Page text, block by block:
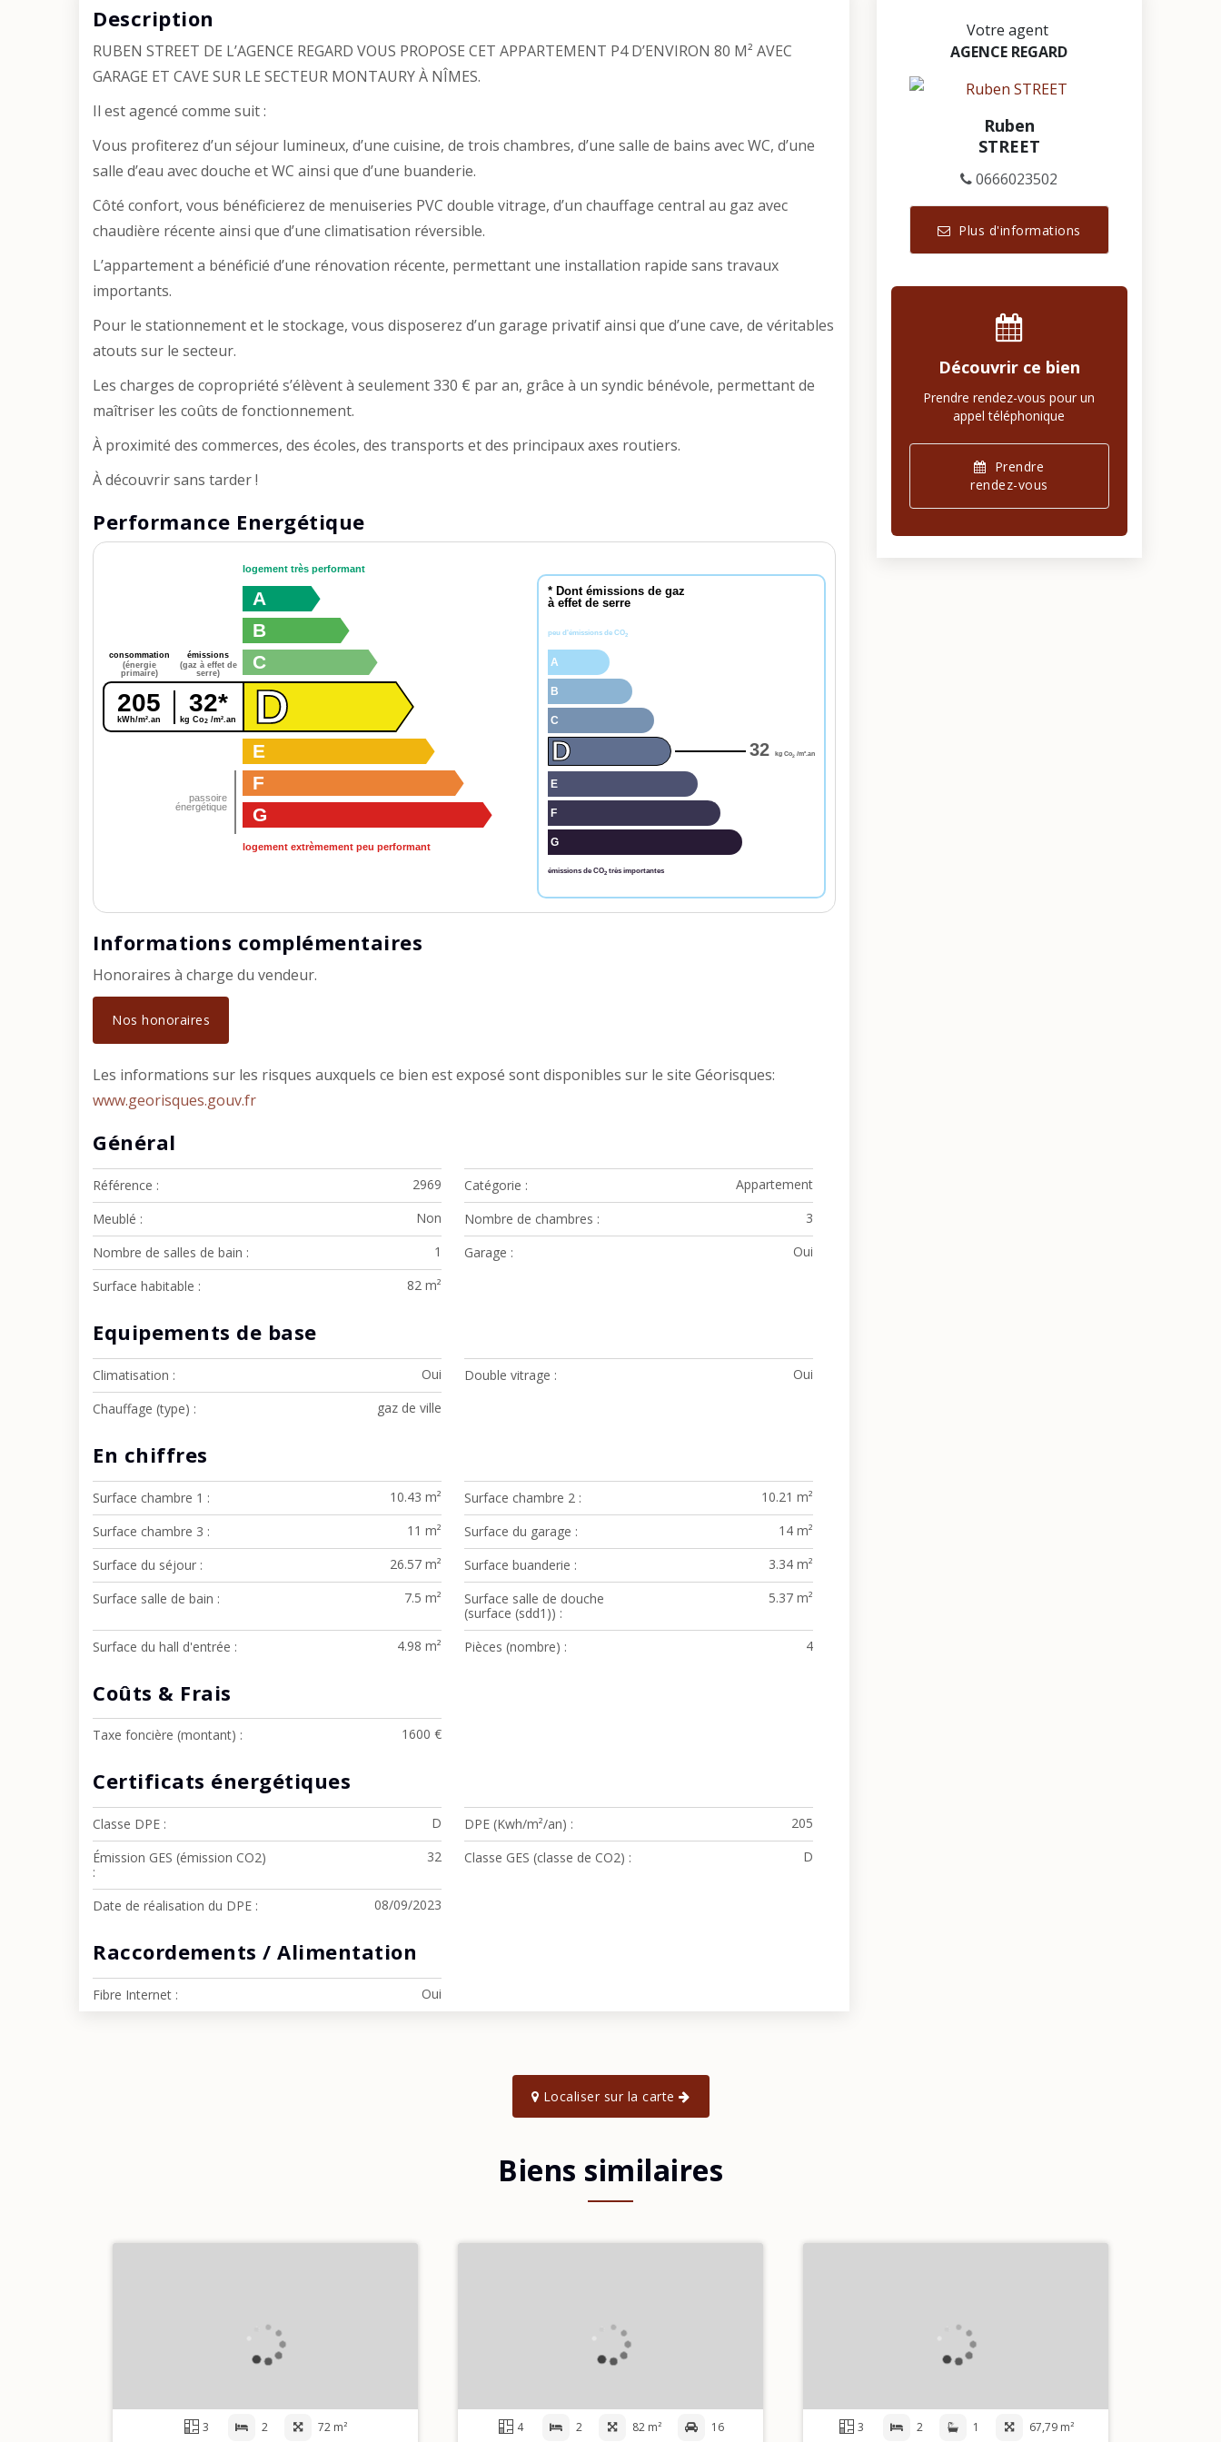
Description
RUBEN STREET DE L’AGENCE REGARD VOUS PROPOSE CET APPARTEMENT P4 D’ENVIRON 80 M² AVEC
GARAGE ET CAVE SUR LE SECTEUR MONTAURY À NÎMES.
Il est agencé comme suit :
Vous profiterez d’un séjour lumineux, d’une cuisine, de trois chambres, d’une salle de bains avec WC, d’une
salle d’eau avec douche et WC ainsi que d’une buanderie.
Côté confort, vous bénéficierez de menuiseries PVC double vitrage, d’un chauffage central au gaz avec
chaudière récente ainsi que d’une climatisation réversible.
L’appartement a bénéficié d’une rénovation récente, permettant une installation rapide sans travaux
importants.
Pour le stationnement et le stockage, vous disposerez d’un garage privatif ainsi que d’une cave, de véritables
atouts sur le secteur.
Les charges de copropriété s’élèvent à seulement 330 € par an, grâce à un syndic bénévole, permettant de
maîtriser les coûts de fonctionnement.
À proximité des commerces, des écoles, des transports et des principaux axes routiers.
À découvrir sans tarder !
Performance Energétique
logement très performant
A
B
C
205
kWh/m².an
consommation
(énergie
primaire)
32*
kg Co2 /m².an
émissions
(gaz à effet de
serre)
D
E
passoire
énergétique
F
G
logement extrèmement peu performant
* Dont émissions de gaz
à effet de serre
peu d'émissions de CO2
A
B
C
D 32 kg Co2 /m².an
E
F
G
émissions de CO2très importantes
Informations complémentaires
Honoraires à charge du vendeur.
Nos honoraires
Les informations sur les risques auxquels ce bien est exposé sont disponibles sur le site Géorisques:
www.georisques.gouv.fr
Général
Référence 2969 Catégorie
Appartement
Meublé
Non Nombre de chambres
3
Nombre de salles de bain
1 Garage
Oui
Surface habitable
82 m²
Equipements de base
Climatisation Oui Double vitrage
Oui
Chauffage (type)
gaz de ville
En chiffres
Surface chambre 1 10.43 m² Surface chambre 2
10.21 m²
Surface chambre 3
11 m² Surface du garage
14 m²
Surface du séjour
26.57 m² Surface buanderie
3.34 m²
Surface salle de bain
7.5 m²
Surface salle de douche
(surface (sdd1))
5.37 m²
Surface du hall d'entrée 4.98 m² Pièces (nombre) 4
Coûts & Frais
Taxe foncière (montant) 1600 €
Certificats énergétiques
Classe DPE D DPE (Kwh/m²/an)
205
Émission GES (émission CO2)
32 Classe GES (classe de CO2) D
Date de réalisation du DPE 08/09/2023
Raccordements / Alimentation
Fibre Internet Oui
Votre agent
AGENCE REGARD
Ruben
STREET
0666023502
Plus d'informations
Découvrir ce bien
Prendre rendez-vous pour un
appel téléphonique
Prendre
rendez-vous
Localiser sur la carte
Biens similaires
3 2 72 m² 4 2 82 m² 16 3 2 1 67,79 m²